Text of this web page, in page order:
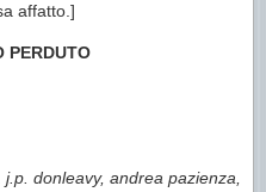
affatto.]
PERDUTO
donleavy, andrea pazienza,